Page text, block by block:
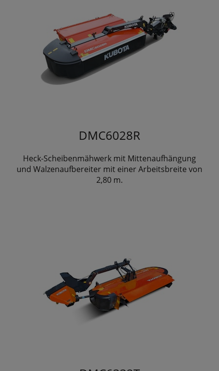
DMC6028R
Heck-Scheibenmähwerk mit Mittenaufhängung
und Walzenaufbereiter mit einer Arbeitsbreite von
2,80 m.